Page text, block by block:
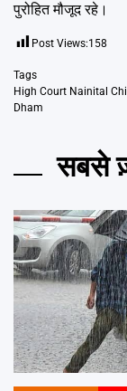
पुरोहित मौजूद रहे।
Post Views:158
Tags
High Court Nainital
Dham
सबसे